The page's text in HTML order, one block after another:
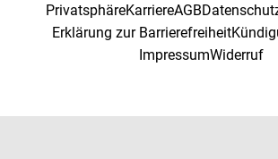
PrivatsphäreKarriereAGB
Erklärung zur Barrierefreiheit
ImpressumWiderruf